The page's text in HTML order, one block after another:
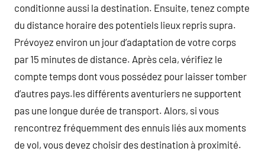
conditionne aussi la destination. Ensuite, tenez compte
du distance horaire des potentiels lieux repris supra.
Prévoyez environ un jour d’adaptation de votre corps
par 15 minutes de distance. Après cela, vérifiez le
compte temps dont vous possédez pour laisser tomber
d’autres pays.les différents aventuriers ne supportent
pas une longue durée de transport. Alors, si vous
rencontrez fréquemment des ennuis liés aux moments
de vol, vous devez choisir des destination à proximité.